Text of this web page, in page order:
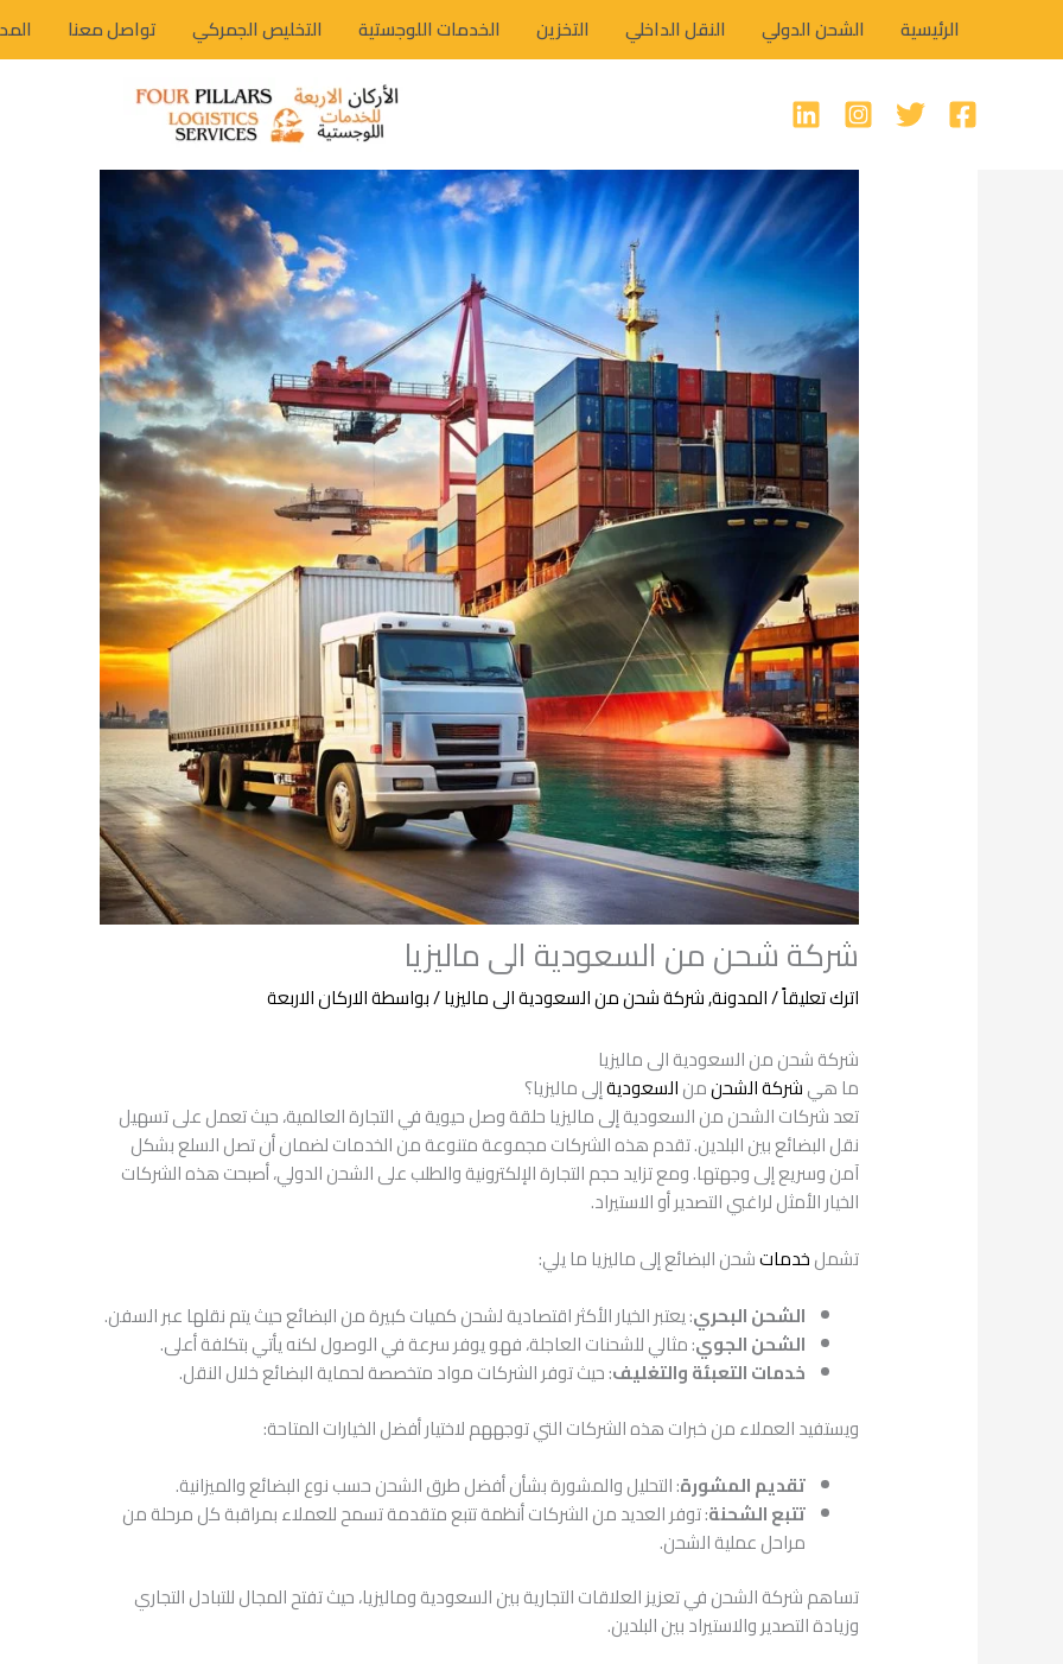
المحتوى
الرئيسية الشحن الدولي النقل الداخلي التخزين الخدمات اللوجستية التخليص الجمركي تواصل معنا
شركة شحن من السعودية الى ماليزيا
اترك تعليقاً/المدونة,شركة شحن من السعودية الى ماليزيا/ بواسطةالاركان الاربعة
شركة شحن من السعودية الى ماليزيا
ما هيشركة الشحنمنالسعوديةإلى ماليزيا؟
تعد شركات الشحن من السعودية إلى ماليزيا حلقة وصل حيوية في التجارة العالمية، حيث تعمل على تسهيل
نقل البضائع بين البلدين. تقدم هذه الشركات مجموعة متنوعة من الخدمات لضمان أن تصل السلع بشكل
آمن وسريع إلى وجهتها. ومع تزايد حجم التجارة الإلكترونية والطلب على الشحن الدولي، أصبحت هذه الشركات
الخيار الأمثل لراغبي التصدير أو الاستيراد.
تشملخدماتشحن البضائع إلى ماليزيا ما يلي:
الشحن البحري: يعتبر الخيار الأكثر اقتصادية لشحن كميات كبيرة من البضائع حيث يتم نقلها عبر السفن.
الشحن الجوي: مثالي للشحنات العاجلة، فهو يوفر سرعة في الوصول لكنه يأتي بتكلفة أعلى.
خدمات التعبئة والتغليف: حيث توفر الشركات مواد متخصصة لحماية البضائع خلال النقل.
ويستفيد العملاء من خبرات هذه الشركات التي توجههم لاختيار أفضل الخيارات المتاحة:
تقديم المشورة: التحليل والمشورة بشأن أفضل طرق الشحن حسب نوع البضائع والميزانية.
تتبع الشحنة: توفر العديد من الشركات أنظمة تتبع متقدمة تسمح للعملاء بمراقبة كل مرحلة من
مراحل عملية الشحن.
تساهم شركة الشحن في تعزيز العلاقات التجارية بين السعودية وماليزيا، حيث تفتح المجال للتبادل التجاري
وزيادة التصدير والاستيراد بين البلدين.